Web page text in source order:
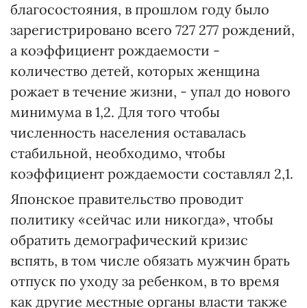
благосостояния, в прошлом году было
зарегистрировано всего 727 277 рождений,
а коэффициент рождаемости -
количество детей, которых женщина
рожает в течение жизни, - упал до нового
минимума в 1,2. Для того чтобы
численность населения оставалась
стабильной, необходимо, чтобы
коэффициент рождаемости составлял 2,1.
Японское правительство проводит
политику «сейчас или никогда», чтобы
обратить демографический кризис
вспять, в том числе обязать мужчин брать
отпуск по уходу за ребенком, в то время
как другие местные органы власти также